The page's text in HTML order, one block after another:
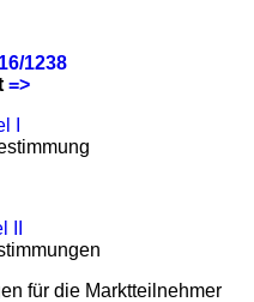
1238
=>
I
II
für die Marktteilnehmer